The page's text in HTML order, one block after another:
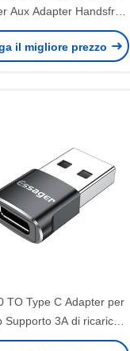
Aux Adapter Handsfree
Bluetooth 5.0 BT
Trasmettitore
il migliore prezzo
TO Type C Adapter per
Supporto 3A di ricarica
dati Adapter